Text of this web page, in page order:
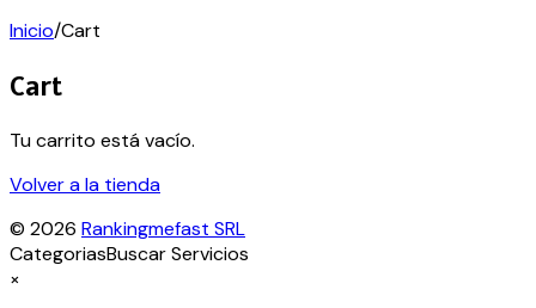
Inicio/Cart
Cart
Tu carrito está vacío.
Volver a la tienda
© 2026 Rankingmefast SRL
CategoriasBuscar Servicios
×